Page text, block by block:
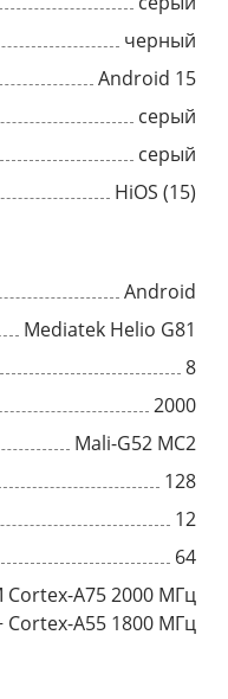
черный
Android 15
серый
серый
HiOS (15)
Android
Mediatek Helio G81
8
2000
Mali-G52 MC2
128
12
64
Cortex-A75 2000 МГц
Cortex-A55 1800 МГц